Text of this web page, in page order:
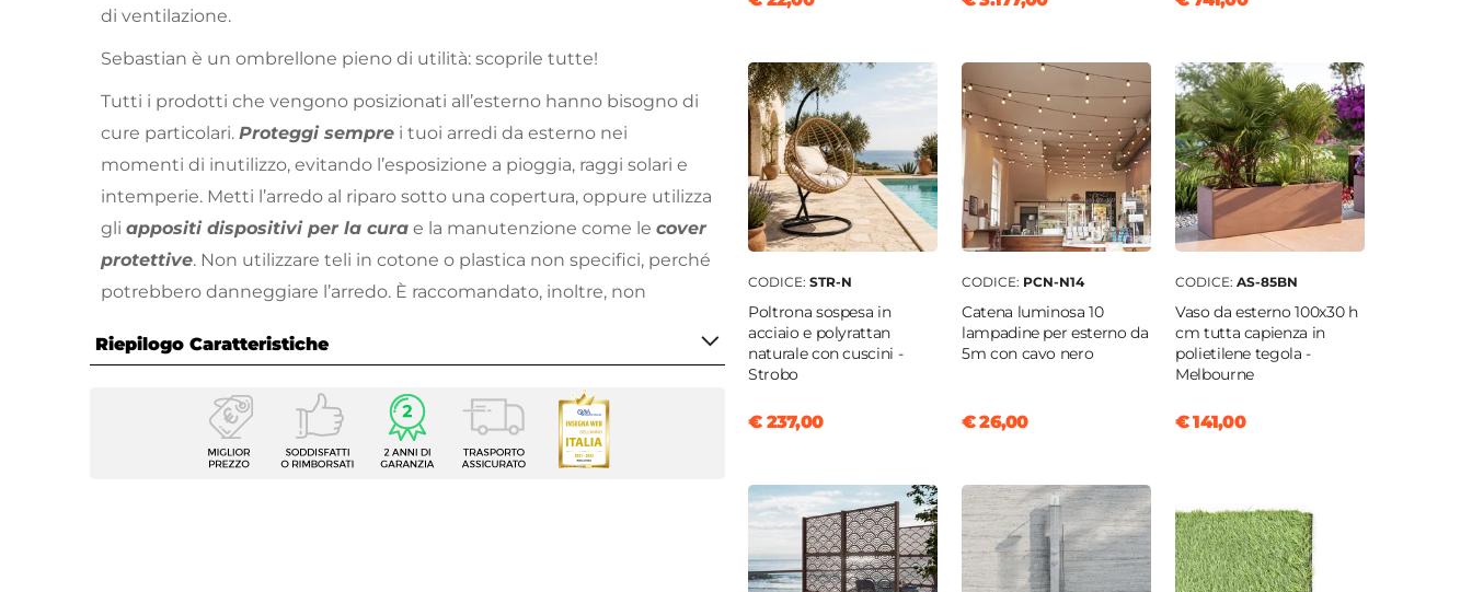
di ventilazione.
Sebastian è un ombrellone pieno di utilità: scoprile tutte!
Tutti i prodotti che vengono posizionati all’esterno hanno bisogno di
cure particolari. Proteggi sempre i tuoi arredi da esterno nei
momenti di inutilizzo, evitando l’esposizione a pioggia, raggi solari e
intemperie. Metti l’arredo al riparo sotto una copertura, oppure utilizza
gli appositi dispositivi per la cura e la manutenzione come le cover
protettive. Non utilizzare teli in cotone o plastica non specifici, perché
potrebbero danneggiare l’arredo. È raccomandato, inoltre, non
Riepilogo Caratteristiche
Caratteristiche
Palo laterale
Sebastian
CODICE: STR-N
Poltrona sospesa in
acciaio e polyrattan
naturale con cuscini -
Strobo
€ 237,00
CODICE: PCN-N14
Catena luminosa 10
lampadine per esterno da
5m con cavo nero
€ 26,00
CODICE: AS-85BN
Vaso da esterno 100x30 h
cm tutta capienza in
polietilene tegola -
Melbourne
€ 141,00